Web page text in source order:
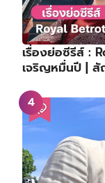
เรื่องย่อซีรีส์ :
เจริญหมื่นปี | สั